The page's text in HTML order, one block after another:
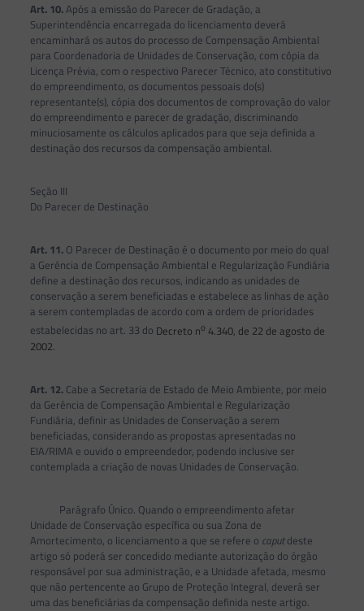
Art. 10.Após a emissão do Parecer de Gradação, a
Superintendência encarregada do licenciamento deverá
encaminhará os autos do processo de Compensação Ambiental
para Coordenadoria de Unidades de Conservação, com cópia da
Licença Prévia, com o respectivo Parecer Técnico, ato constitutivo
do empreendimento, os documentos pessoais do(s)
representante(s), cópia dos documentos de comprovação do valor
do empreendimento e parecer de gradação, discriminando
minuciosamente os cálculos aplicados para que seja definida a
destinação dos recursos da compensação ambiental.
Seção III
Do Parecer de Destinação
Art. 11.O Parecer de Destinação é o documento por meio do qual
a Gerência de Compensação Ambiental e Regularização Fundiária
define a destinação dos recursos, indicando as unidades de
conservação a serem beneficiadas e estabelece as linhas de ação
a serem contempladas de acordo com a ordem de prioridades
estabelecidas no art. 33 do Decreto no 4.340, de 22 de agosto de
2002.
Art. 12.Cabe a Secretaria de Estado de Meio Ambiente, por meio
da Gerência de Compensação Ambiental e Regularização
Fundiária, definir as Unidades de Conservação a serem
beneficiadas, considerando as propostas apresentadas no
EIA/RIMA e ouvido o empreendedor, podendo inclusive ser
contemplada a criação de novas Unidades de Conservação.
Parágrafo Único. Quando o empreendimento afetar
Unidade de Conservação específica ou sua Zona de
Amortecimento, o licenciamento a que se refere o caputdeste
artigo só poderá ser concedido mediante autorização do órgão
responsável por sua administração, e a Unidade afetada, mesmo
que não pertencente ao Grupo de Proteção Integral, deverá ser
uma das beneficiárias da compensação definida neste artigo.